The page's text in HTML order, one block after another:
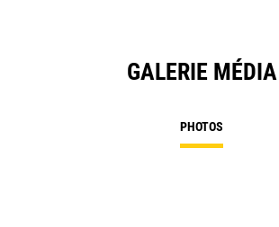
GALERIE MÉDIA
PHOTOS